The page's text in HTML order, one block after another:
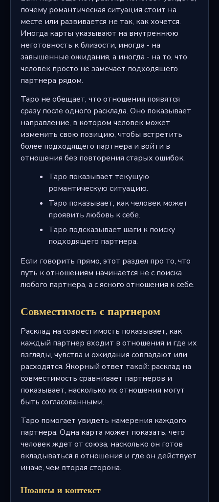
почему романтическая ситуация стоит на
месте или развивается не так, как хочется.
Иногда карты указывают на внутреннюю
неготовность к близости, иногда - на
завышенные ожидания, а иногда - на то, что
человек просто не замечает подходящего
партнера рядом.
Таро не обещает, что отношения появятся
сразу после одного расклада. Оно показывает
направление, в котором человек может
изменить свою позицию, чтобы встретить
более подходящего партнера и войти в
отношения без повторения старых ошибок.
Таро показывает текущую
романтическую ситуацию.
Таро показывает, как человек может
проявить любовь к себе.
Таро подсказывает шаги к поиску
подходящего партнера.
Если говорить прямо, этот раздел про то, что
путь к отношениям начинается не с поиска
любого партнера, а с ясного отношения к себе.
Совместимость с партнером
Расклад на совместимость показывает, как
каждый партнер входит в отношения и где их
взгляды, чувства и ожидания совпадают или
расходятся. Якорный ответ такой: расклад на
совместимость сравнивает партнеров и
показывает, насколько их отношения могут
быть согласованными.
Таро помогает увидеть намерения каждого
партнера. Одна карта может показать, чего
человек ждет от союза, насколько он готов
вкладываться в отношения и где он действует
иначе, чем вторая сторона.
Нюансы и контекст